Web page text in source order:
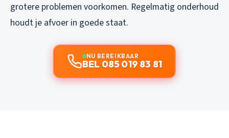
grotere problemen voorkomen. Regelmatig onderhoud
houdt je afvoer in goede staat.
NU BEREIKBAAR
BEL 085 019 83 81